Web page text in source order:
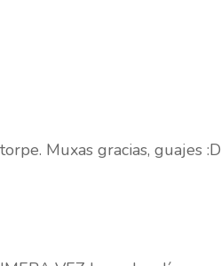
Muxas gracias, guajes :D